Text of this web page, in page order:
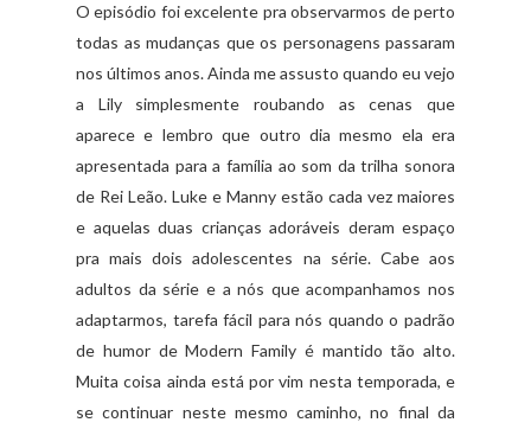
O episódio foi excelente pra observarmos de perto
todas as mudanças que os personagens passaram
nos últimos anos. Ainda me assusto quando eu vejo
a Lily simplesmente roubando as cenas que
aparece e lembro que outro dia mesmo ela era
apresentada para a família ao som da trilha sonora
de Rei Leão. Luke e Manny estão cada vez maiores
e aquelas duas crianças adoráveis deram espaço
pra mais dois adolescentes na série. Cabe aos
adultos da série e a nós que acompanhamos nos
adaptarmos, tarefa fácil para nós quando o padrão
de humor de Modern Family é mantido tão alto.
Muita coisa ainda está por vim nesta temporada, e
se continuar neste mesmo caminho, no final da